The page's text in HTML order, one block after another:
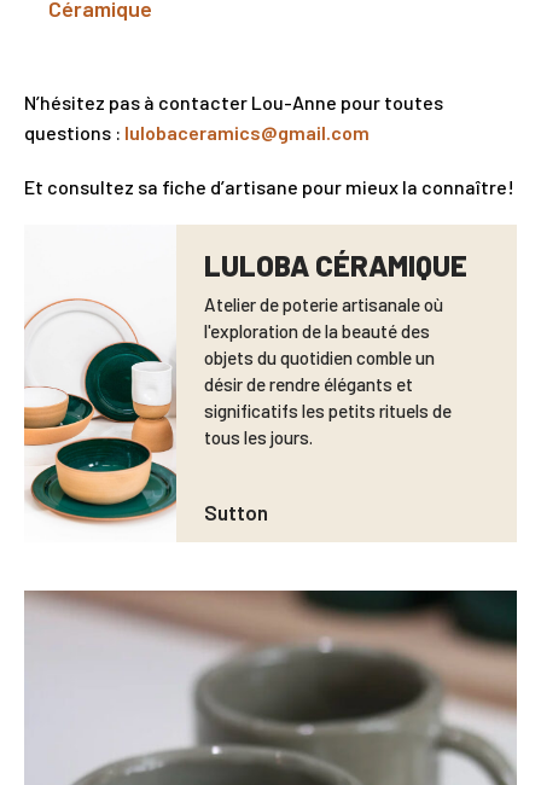
Céramique
N’hésitez pas à contacter Lou-Anne pour toutes
questions : lulobaceramics@gmail.com
Et consultez sa fiche d’artisane pour mieux la connaître!
LULOBA CÉRAMIQUE
Atelier de poterie artisanale où
l'exploration de la beauté des
objets du quotidien comble un
désir de rendre élégants et
significatifs les petits rituels de
tous les jours.
Sutton